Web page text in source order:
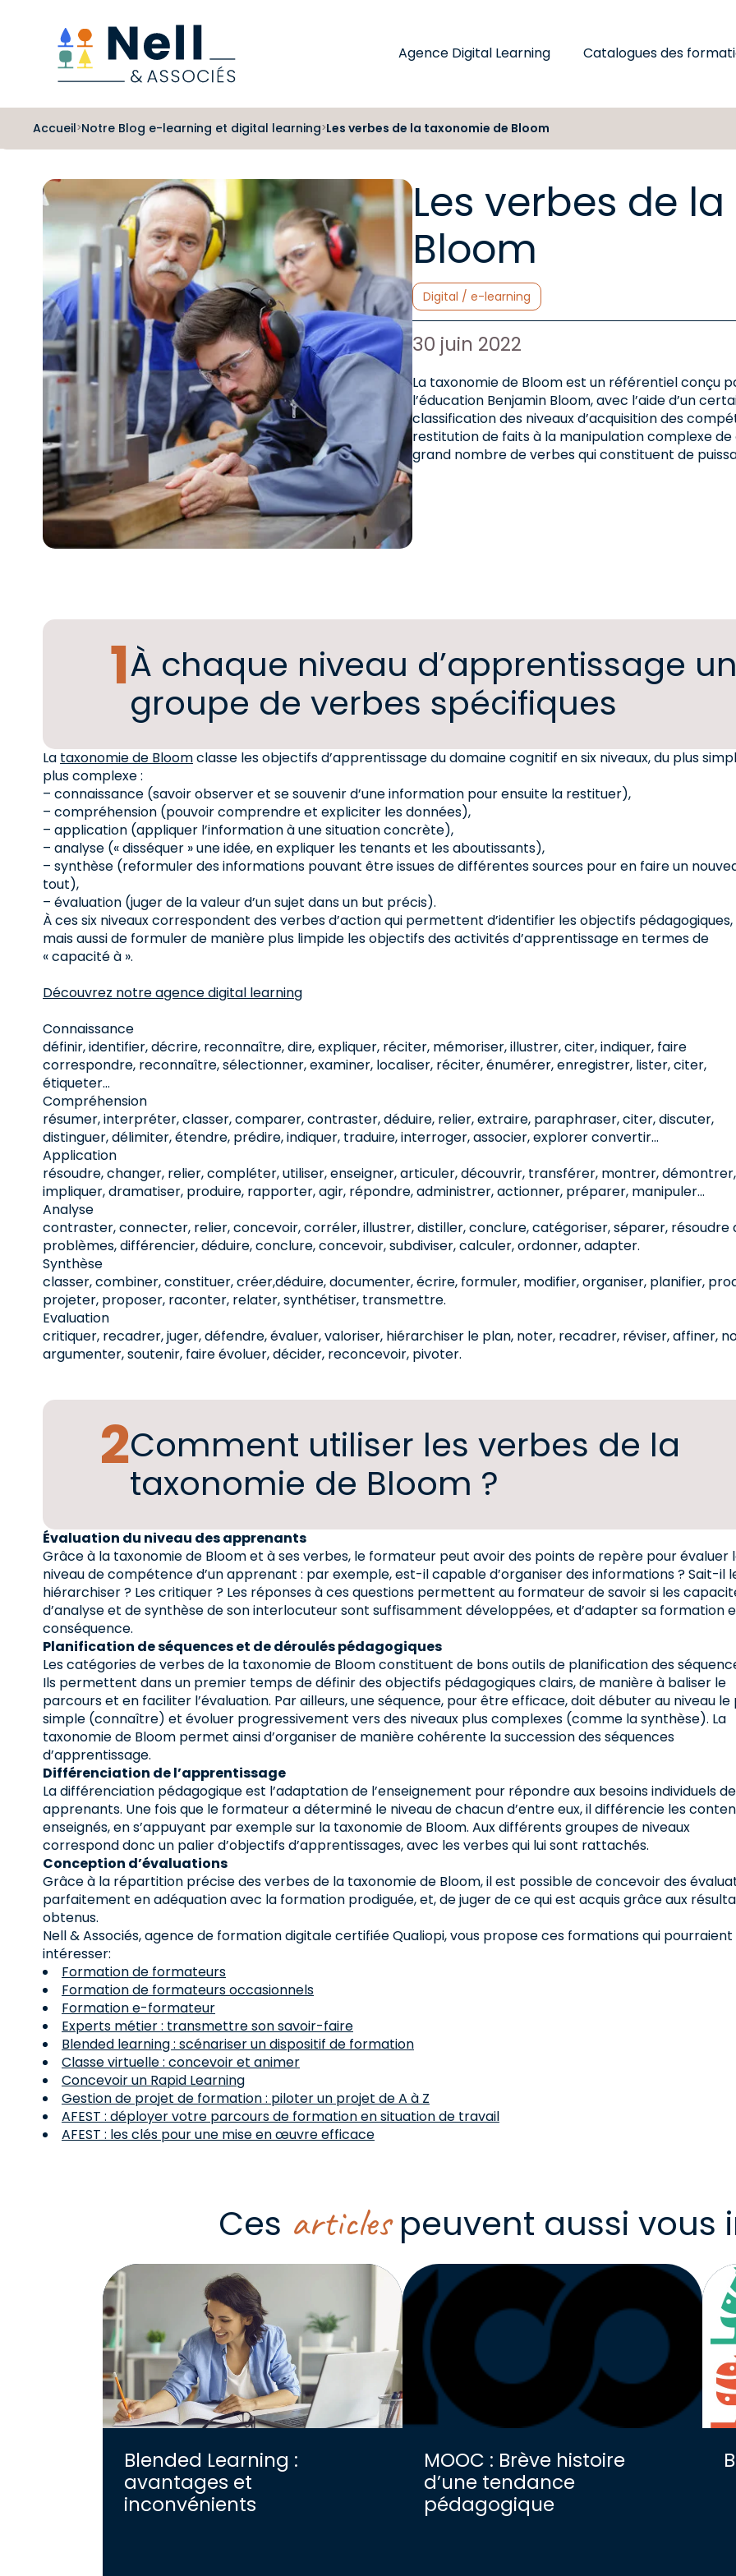
Agence Digital Learning
Catalogues des
Accueil>Notre Blog e-learning et digital learning>Les verbes de la taxonomie de Bloom
Les verbes de
Bloom
Catégories :
Digital / e-learning
Auteur de l'article :
Date de publication :
30 juin 2022
La taxonomie de Bloom est un référentiel conçu
l’éducation Benjamin Bloom, avec l’aide d’un
classification des niveaux d’acquisition des
restitution de faits à la manipulation complexe
grand nombre de verbes qui constituent de
À chaque niveau d’apprentissage un
groupe de verbes spécifiques
La taxonomie de Bloomclasse les objectifs d’apprentissage du domaine cognitif en six niveaux, du plus
plus complexe :
– connaissance (savoir observer et se souvenir d’une information pour ensuite la restituer),
– compréhension (pouvoir comprendre et expliciter les données),
– application (appliquer l’information à une situation concrète),
– analyse (« disséquer » une idée, en expliquer les tenants et les aboutissants),
– synthèse (reformuler des informations pouvant être issues de différentes sources pour en faire un
tout),
– évaluation (juger de la valeur d’un sujet dans un but précis).
À ces six niveaux correspondent des verbes d’action qui permettent d’identifier les objectifs pédagogiques,
mais aussi de formuler de manière plus limpide les objectifs des activités d’apprentissage en termes de
« capacité à ».
Découvrez notre agence digital learning
Connaissance
définir, identifier, décrire, reconnaître, dire, expliquer, réciter, mémoriser, illustrer, citer, indiquer, faire
correspondre, reconnaître, sélectionner, examiner, localiser, réciter, énumérer, enregistrer, lister, citer,
étiqueter…
Compréhension
résumer, interpréter, classer, comparer, contraster, déduire, relier, extraire, paraphraser, citer, discuter,
distinguer, délimiter, étendre, prédire, indiquer, traduire, interroger, associer, explorer convertir…
Application
résoudre, changer, relier, compléter, utiliser, enseigner, articuler, découvrir, transférer, montrer, démontrer,
impliquer, dramatiser, produire, rapporter, agir, répondre, administrer, actionner, préparer, manipuler…
Analyse
contraster, connecter, relier, concevoir, corréler, illustrer, distiller, conclure, catégoriser, séparer, résoudre
problèmes, différencier, déduire, conclure, concevoir, subdiviser, calculer, ordonner, adapter.
Synthèse
classer, combiner, constituer, créer,déduire, documenter, écrire, formuler, modifier, organiser, planifier,
projeter, proposer, raconter, relater, synthétiser, transmettre.
Evaluation
critiquer, recadrer, juger, défendre, évaluer, valoriser, hiérarchiser le plan, noter, recadrer, réviser, affiner,
argumenter, soutenir, faire évoluer, décider, reconcevoir, pivoter.
Comment utiliser les verbes de la
taxonomie de Bloom ?
Évaluation du niveau des apprenants
Grâce à la taxonomie de Bloom et à ses verbes, le formateur peut avoir des points de repère pour évaluer
niveau de compétence d’un apprenant : par exemple, est-il capable d’organiser des informations ? Sait-il
hiérarchiser ? Les critiquer ? Les réponses à ces questions permettent au formateur de savoir si les
d’analyse et de synthèse de son interlocuteur sont suffisamment développées, et d’adapter sa formation
conséquence.
Planification de séquences et de déroulés pédagogiques
Les catégories de verbes de la taxonomie de Bloom constituent de bons outils de planification des
Ils permettent dans un premier temps de définir des objectifs pédagogiques clairs, de manière à baliser le
parcours et en faciliter l’évaluation. Par ailleurs, une séquence, pour être efficace, doit débuter au niveau le
simple (connaître) et évoluer progressivement vers des niveaux plus complexes (comme la synthèse). La
taxonomie de Bloom permet ainsi d’organiser de manière cohérente la succession des séquences
d’apprentissage.
Différenciation de l’apprentissage
La différenciation pédagogique est l’adaptation de l’enseignement pour répondre aux besoins individuels
apprenants. Une fois que le formateur a déterminé le niveau de chacun d’entre eux, il différencie les
enseignés, en s’appuyant par exemple sur la taxonomie de Bloom. Aux différents groupes de niveaux
correspond donc un palier d’objectifs d’apprentissages, avec les verbes qui lui sont rattachés.
Conception d’évaluations
Grâce à la répartition précise des verbes de la taxonomie de Bloom, il est possible de concevoir des
parfaitement en adéquation avec la formation prodiguée, et, de juger de ce qui est acquis grâce aux
obtenus.
Nell & Associés, agence de formation digitale certifiée Qualiopi, vous propose ces formations qui pourraient
intéresser:
Formation de formateurs
Formation de formateurs occasionnels
Formation e-formateur
Experts métier : transmettre son savoir-faire
Blended learning : scénariser un dispositif de formation
Classe virtuelle : concevoir et animer
Concevoir un Rapid Learning
Gestion de projet de formation : piloter un projet de A à Z
AFEST : déployer votre parcours de formation en situation de travail
AFEST : les clés pour une mise en œuvre efficace
Ces articlespeuvent aussi vous
Blended Learning :
avantages et
inconvénients
MOOC : Brève histoire
d’une tendance
pédagogique